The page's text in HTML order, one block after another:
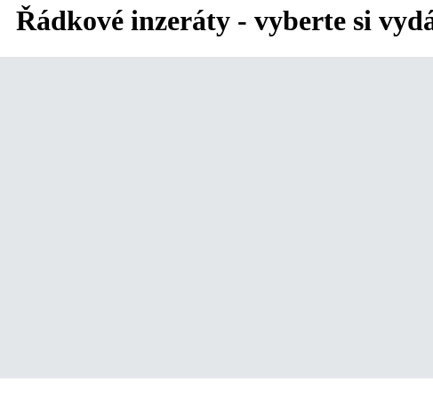
Řádkové inzeráty - vyberte si